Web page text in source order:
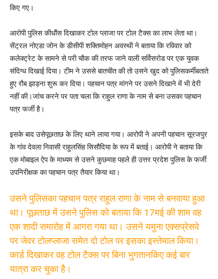
किए गए।
आरोपी पुलिस कीधौंस दिखाकर टोल प्लाजा पर टोल टैक्स का लाभ लेता था।
सेंट्रल नोएडा जोन के डीसीपी शक्तिमोहन अवस्थी ने बताया कि रविवार को
कलेक्ट्रेट के सामने से परी चौक की तरफ जाने वाली सर्विसरोड पर एक युवक
संदिग्ध दिखाई दिया। टीम ने उससे बातचीत की तो उसने खुद को पुलिसकर्मीबताते
हुए रौब झाड़ना शुरू कर दिया। पहचान पत्र मांगने पर उसने दिखाने में भी देरी
नहीं की।जांच करने पर पता चला कि राहुल राणा के नाम से बना उसका पहचान
पत्र फर्जी है।
इसके बाद उसेपूछताछ के लिए थाने लाया गया। आरोपी ने अपनी पहचान सूरजपुर
के गांव देवला निवासी राहुलसिंह सिसौदिया के रूप में बताई। आरोपी ने बताया कि
एक मोबाइल ऐप के माध्यम से उसने कुछमाह पहले ही उत्तर प्रदेश पुलिस के फर्जी
उपनिरीक्षक का पहचान पत्र तैयार किया था।
उसने पुलिसका पहचान पत्र राहुल राणा के नाम से बनवाया हुआ
था। पूछताछ में उसने पुलिस को बताया कि 17मई की शाम वह
एक शादी समारोह में आगरा गया था। उसने यमुना एक्सप्रेसवे
पर जेवर टोलप्लाजा समेत दो टोल पर इसका इस्तेमाल किया।
कार्ड दिखाकर वह टोल टैक्स पर बिना भुगतानकिए कई बार
यात्रा कर चुका है।